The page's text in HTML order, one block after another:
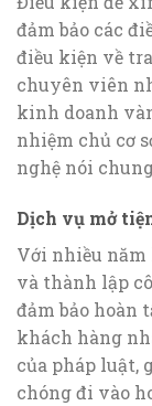
đảm bảo các
điều kiện về
chuyên viên
kinh doanh
nhiệm chủ cơ
nghệ nói
Dịch vụ mở
Với nhiều
và thành lập
đảm bảo hoàn
khách hàng
của pháp luật,
chóng đi vào